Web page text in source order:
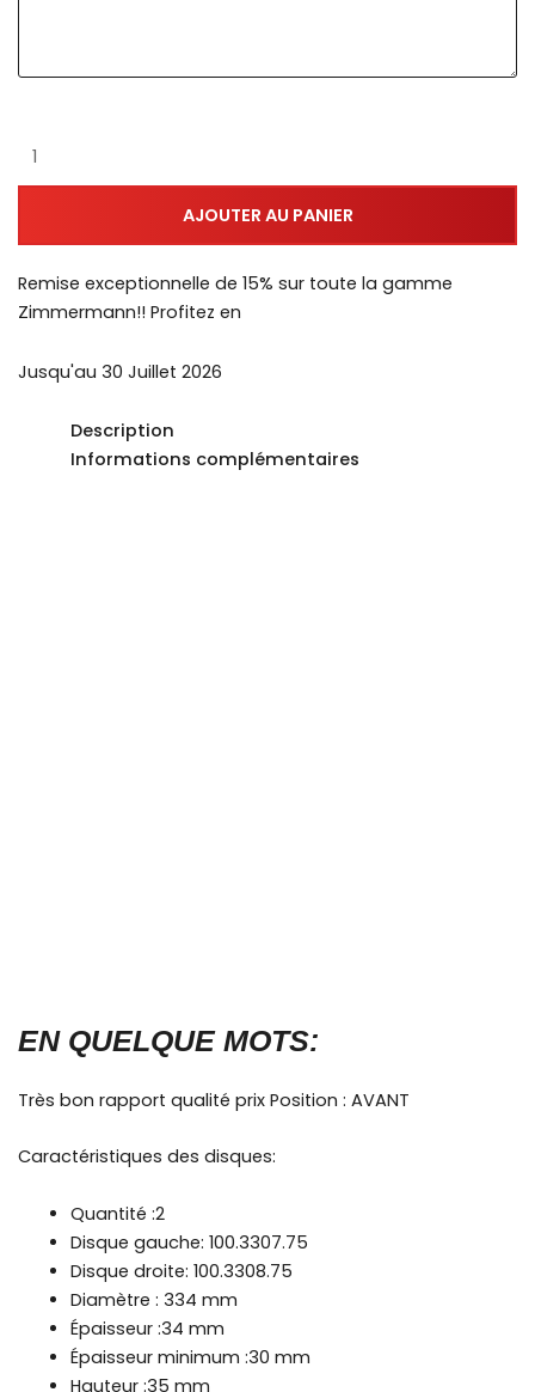
AJOUTER AU PANIER
Remise exceptionnelle de 15% sur toute la gamme
Zimmermann!! Profitez en
Jusqu'au 30 Juillet 2026
Description
Informations complémentaires
EN QUELQUE MOTS:
Très bon rapport qualité prix Position : AVANT
Caractéristiques des disques:
Quantité :2
Disque gauche: 100.3307.75
Disque droite: 100.3308.75
Diamètre : 334 mm
Épaisseur :34 mm
Épaisseur minimum :30 mm
Hauteur :35 mm